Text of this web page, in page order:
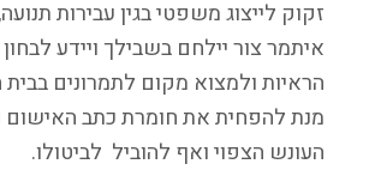
זקוק לייצוג משפטי בגין עבירות
איתמר צור יילחם בשבילך ויידע
הראיות ולמצוא מקום לתמרונים
מנת להפחית את חומרת כתב האישום
העונש הצפוי ואף להוביל לביטולו.